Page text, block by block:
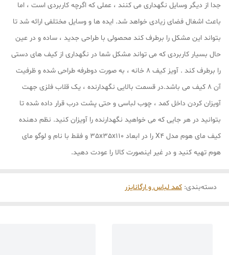
جدا از دیگر وسایل نگهداری می کنند ، عملی که اگرچه کاربردی است ، اما
باعث اشغال فضای زیادی خواهد شد. ایده ها و وسایل مختلفی ارائه شد تا
بتواند این مشکل را برطرف کند محصولی با طراحی جدید ، ساده و در عین
حال بسیار کاربردی که می تواند مشکل شما در نگهداری از کیف های دستی
را برطرف کند . آویز کیف 8 خانه ، به صورت دوطرفه طراحی شده و ظرفیت
آن 8 کیف می باشد.در قسمت بالایی نگهدارنده ، یک قلاب فلزی جهت
آویزان کردن داخل کمد ، چوب لباسی و حتی پشت درب قرار داده شده تا
بتوانید در هر جایی که می خواهید نگهدارنده را آویزان کنید. نظم دهنده
کیف مای هوم مدل X4 را در ابعاد 35x35x110 و فقط با نام و لوگو مای
هوم تهیه کنید و در غیر اینصورت کالا را عودت دهید.
دسته‌بندی: کمد لباس و ارگانایزر